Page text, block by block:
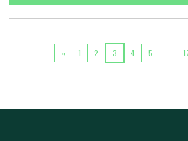
POSTS NAVIGATION
« 1 2 3 4 5 …